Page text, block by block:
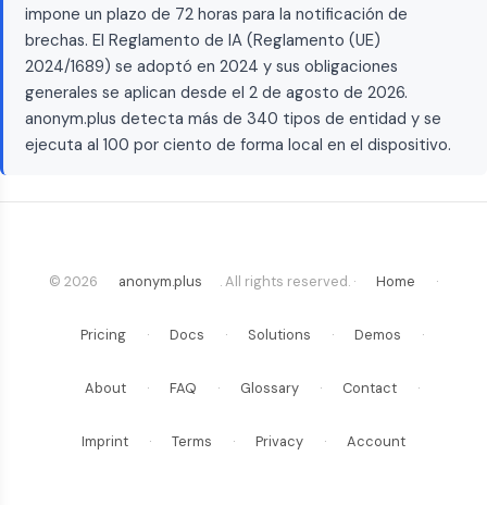
impone un plazo de 72 horas para la notificación de
brechas. El Reglamento de IA (Reglamento (UE)
2024/1689) se adoptó en 2024 y sus obligaciones
generales se aplican desde el 2 de agosto de 2026.
anonym.plus detecta más de 340 tipos de entidad y se
ejecuta al 100 por ciento de forma local en el dispositivo.
© 2026 anonym.plus . All rights reserved. · Home ·
Pricing · Docs · Solutions · Demos ·
About · FAQ · Glossary · Contact ·
Imprint · Terms · Privacy · Account